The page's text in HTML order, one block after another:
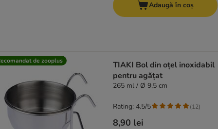
Adaugă în coș
de zooplus
TIAKI Bol din oțel inoxidabil
pentru agățat
265 ml / Ø 9,5 cm
8,90 lei
Rating: 4.5/5 (12)